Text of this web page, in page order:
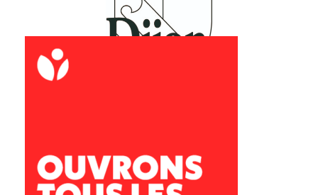
34 Quater rue des Péjoces
28 rue le Jolivet
21000 Dijon